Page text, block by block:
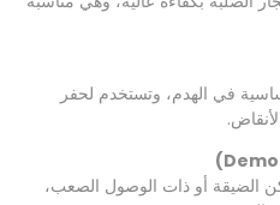
في الهدم، وتستخدم لحفر
الضيقة أو ذات الوصول الصعب،